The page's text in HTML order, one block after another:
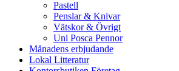
Pastell
Penslar & Knivar
Vätskor & Övrigt
Uni Posca Pennor
Månadens erbjudande
Lokal Litteratur